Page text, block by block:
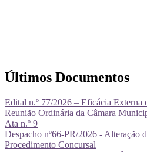
Últimos Documentos
Edital n.º 77/2026 – Eficácia Externa
Reunião Ordinária da Câmara
Ata n.º 9
Despacho nº66-PR/2026 - Alteração
Procedimento Concursal